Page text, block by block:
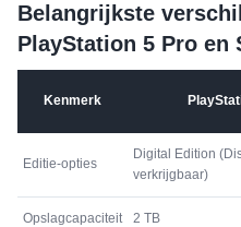
Belangrijkste
PlayStation 5 Pro en
Kenmerk
Editie-opties
Digital Edition
verkrijgbaar)
Opslagcapaciteit 2 TB